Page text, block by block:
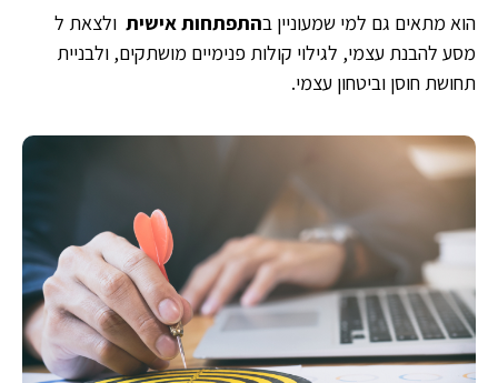
הוא מתאים גם למי שמעוניין בהתפתחות אישית ולצאת ל
מסע להבנת עצמי, לגילוי קולות פנימיים מושתקים, ולבניית
תחושת חוסן וביטחון עצמי.